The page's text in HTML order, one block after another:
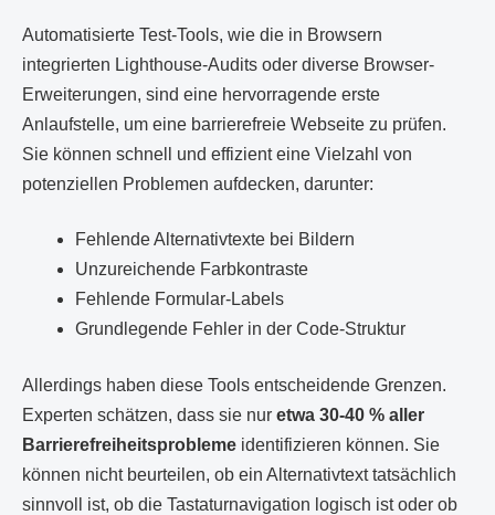
Automatisierte Test-Tools, wie die in Browsern
integrierten Lighthouse-Audits oder diverse Browser-
Erweiterungen, sind eine hervorragende erste
Anlaufstelle, um eine barrierefreie Webseite zu prüfen.
Sie können schnell und effizient eine Vielzahl von
potenziellen Problemen aufdecken, darunter:
Fehlende Alternativtexte bei Bildern
Unzureichende Farbkontraste
Fehlende Formular-Labels
Grundlegende Fehler in der Code-Struktur
Allerdings haben diese Tools entscheidende Grenzen.
Experten schätzen, dass sie nur etwa 30-40 % aller
Barrierefreiheitsprobleme identifizieren können. Sie
können nicht beurteilen, ob ein Alternativtext tatsächlich
sinnvoll ist, ob die Tastaturnavigation logisch ist oder ob